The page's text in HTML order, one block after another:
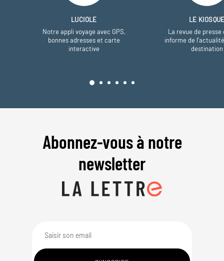
LUCIOLE
Notre appli voyage avec GPS,
bonnes adresses et carte
interactive
LE
La revue de presse
informe de
destination
Abonnez-vous à notre
newsletter